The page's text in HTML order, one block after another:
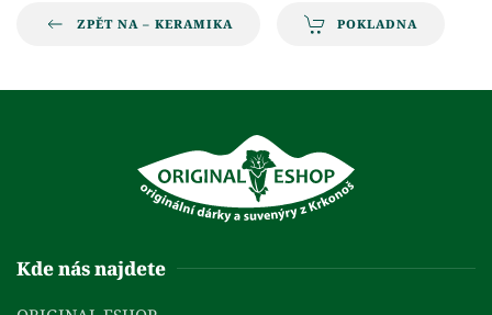
ZPĚT NA – KERAMIKA POKLADNA
Kde nás najdete